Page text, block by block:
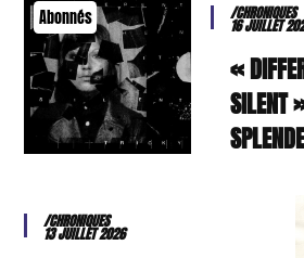
Abonnés /CHRONIQUES
16 JUILLET
«
SILENT
/CHRONIQUES
13 JUILLET 2026